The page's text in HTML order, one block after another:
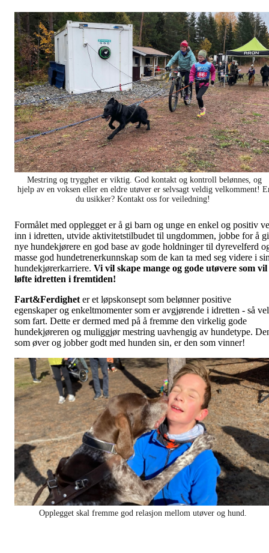
Mestring og trygghet er viktig. God kontakt og kontroll belønnes, og
hjelp av en voksen eller en eldre utøver er selvsagt veldig velkomment!
du usikker? Kontakt oss for veiledning!
Formålet med opplegget er å gi barn og unge en enkel og positiv
inn i idretten, utvide aktivitetstilbudet til ungdommen, jobbe for å gi
nye hundekjørere en god base av gode holdninger til dyrevelferd
masse god hundetrenerkunnskap som de kan ta med seg videre i
hundekjørerkarriere. Vi vil skape mange og gode utøvere som vil
løfte idretten i fremtiden!
Fart&Ferdighet er et løpskonsept som belønner positive
egenskaper og enkeltmomenter som er avgjørende i idretten - så vel
som fart. Dette er dermed med på å fremme den virkelig gode
hundekjøreren og muliggjør mestring uavhengig av hundetype.
som øver og jobber godt med hunden sin, er den som vinner!
Opplegget skal fremme god relasjon mellom utøver og hund.